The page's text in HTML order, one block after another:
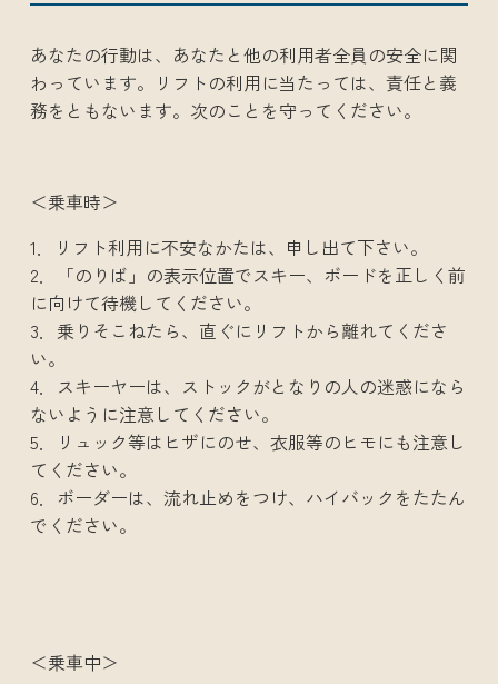
あなたの行動は、あなたと他の利用者全員の安全に関
わっています。リフトの利用に当たっては、責任と義
務をともないます。次のことを守ってください。
＜乗車時＞
1．リフト利用に不安なかたは、申し出て下さい。
2．「のりば」の表示位置でスキー、ボードを正しく前
に向けて待機してください。
3．乗りそこねたら、直ぐにリフトから離れてくださ
い。
4．スキーヤーは、ストックがとなりの人の迷惑になら
ないように注意してください。
5．リュック等はヒザにのせ、衣服等のヒモにも注意し
てください。
6．ボーダーは、流れ止めをつけ、ハイバックをたたん
でください。
＜乗車中＞